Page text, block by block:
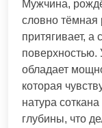
Мужчина,
словно тёмная
притягивает, а
обладает
которая
натура
глубины, что